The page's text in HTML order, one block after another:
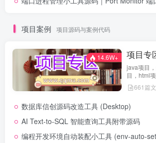
项目案例 项目源码与案例代码
14.6W+ 项目专
java项目
目，html
费查看661篇
数据库信创源码改造工具 (Desktop)
AI Text-to-SQL 智能查询工具附带源码
编程开发环境自动装配小工具 (env-auto-